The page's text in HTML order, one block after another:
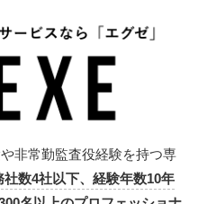
非常勤監査役経験を持つ専
社数4社以下、経験年数10年